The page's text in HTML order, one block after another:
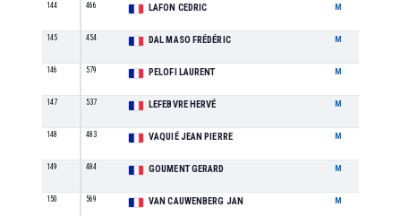
144 466 LAFON CEDRIC M
145 454 DAL MASO FRÉDÉRIC M
146 579 PELOFI LAURENT M
147 537 LEFEBVRE HERVÉ M
148 483 VAQUIÉ JEAN PIERRE M
149 484 GOUMENT GERARD M
150 569 VAN CAUWENBERG JAN M